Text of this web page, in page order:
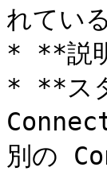
れてい
* **説
* **ス
別の